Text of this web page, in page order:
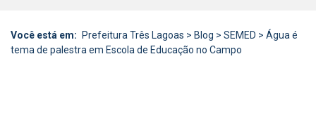
Você está em: Prefeitura Três Lagoas > Blog > SEMED > Água é
tema de palestra em Escola de Educação no Campo